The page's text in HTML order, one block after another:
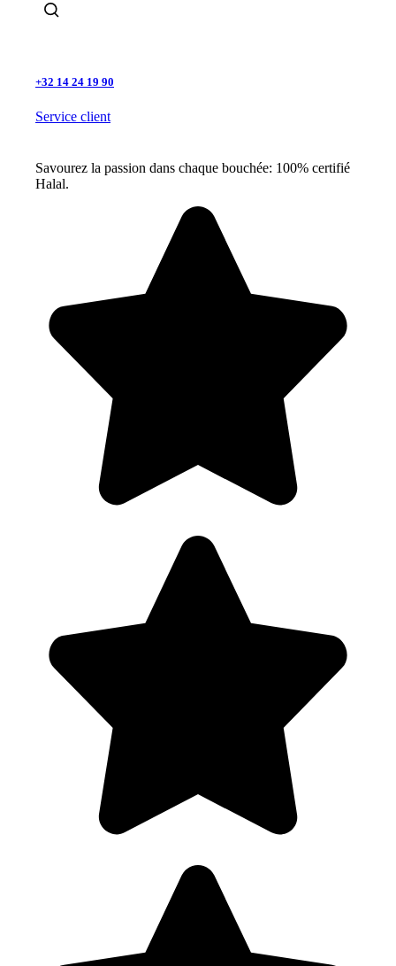
Rechercher
+32 14 24 19 90
Service client
Savourez la passion dans chaque bouchée: 100% certifié
Halal.